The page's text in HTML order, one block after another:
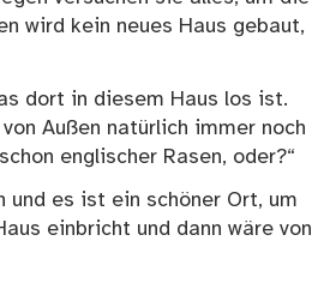
wird kein neues Haus gebaut,
dort in diesem Haus los ist.
Außen natürlich immer noch
englischer Rasen, oder?“
und es ist ein schöner Ort, um
einbricht und dann wäre von